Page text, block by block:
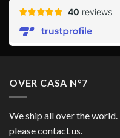
OVER CASA N°7
We ship all over the
please contact us.